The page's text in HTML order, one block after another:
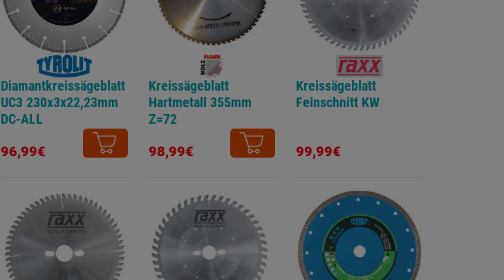
Diamantkreissägeblatt
UC3 230x3x22,23mm
DC-ALL
96,99€
Kreissägeblatt
Hartmetall 355mm
Z=72
98,99€
Kreissägeblatt
Feinschnitt KW
99,99€